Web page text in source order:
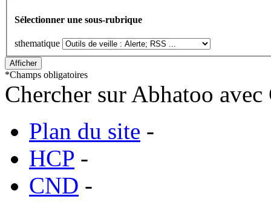
Sélectionner une sous-rubrique
sthematique
*Champs obligatoires
Chercher sur Abhatoo
Plan du site -
HCP -
CND -